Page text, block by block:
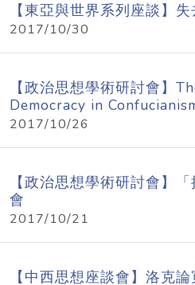
【東亞與世界系列座談】
2017/10/30
【政治思想學術研討會】
Democracy in
術研討會
2017/10/26
【政治思想學術研討會】
會
2017/10/21
【中西思想座談會】洛克論